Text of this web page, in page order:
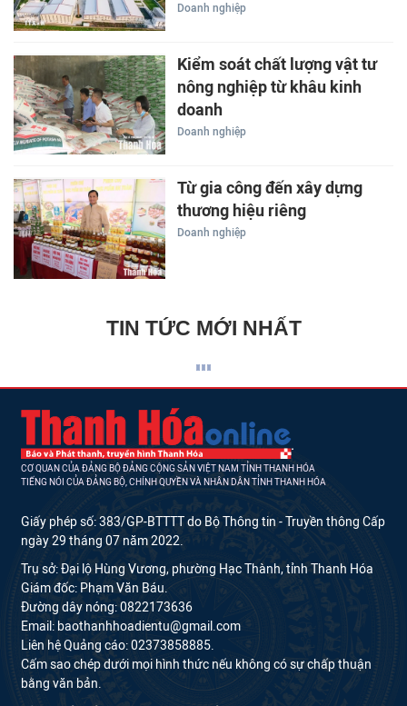
Doanh nghiệp
Kiểm soát chất lượng vật tư
nông nghiệp từ khâu kinh
doanh
Doanh nghiệp
Từ gia công đến xây dựng
thương hiệu riêng
Doanh nghiệp
TIN TỨC MỚI NHẤT
CƠ QUAN CỦA ĐẢNG BỘ ĐẢNG CỘNG SẢN VIỆT NAM TỈNH THANH HÓA
TIẾNG NÓI CỦA ĐẢNG BỘ, CHÍNH QUYỀN VÀ NHÂN DÂN TỈNH THANH HÓA
Giấy phép số: 383/GP-BTTTT do Bộ Thông tin - Truyền thông Cấp
ngày 29 tháng 07 năm 2022.
Trụ sở: Đại lộ Hùng Vương, phường Hạc Thành, tỉnh Thanh Hóa
Giám đốc: Phạm Văn Báu.
Đường dây nóng: 0822173636
Email: baothanhhoadientu@gmail.com
Liên hệ Quảng cáo: 02373858885.
Cấm sao chép dưới mọi hình thức nếu không có sự chấp thuận
bằng văn bản.